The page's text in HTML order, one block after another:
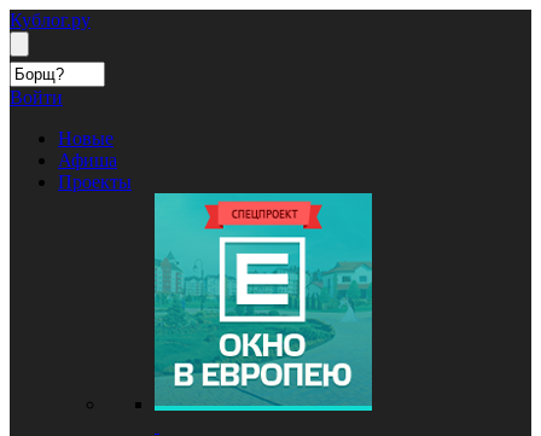
Кублог.ру
Войти
Новые
Афиша
Проекты